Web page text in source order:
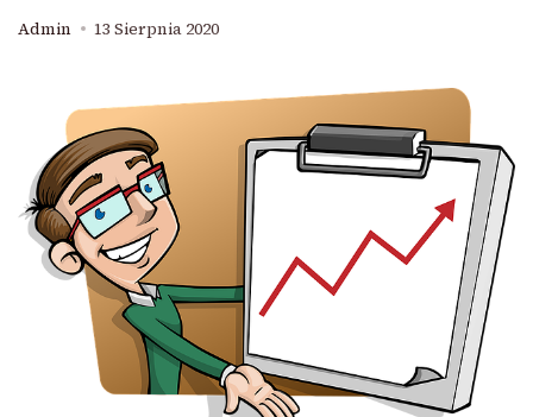
Admin 13 Sierpnia 2020